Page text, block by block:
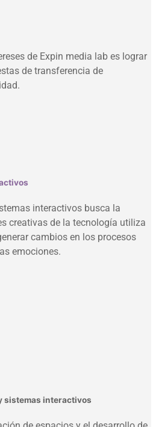
de Expin media lab es lograr
de transferencia de
interactivos busca la
creativas de la tecnología utiliza
cambios en los procesos
emociones.
sistemas interactivos